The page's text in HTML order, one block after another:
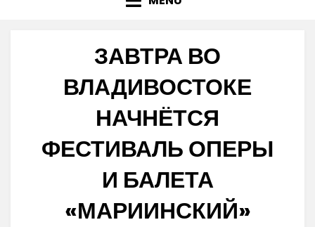
ЗАВТРА ВО
ВЛАДИВОСТОКЕ
НАЧНЁТСЯ
ФЕСТИВАЛЬ ОПЕРЫ
И БАЛЕТА
«МАРИИНСКИЙ»